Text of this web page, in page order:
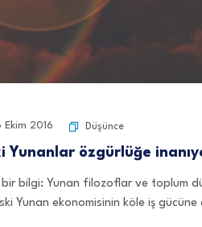
Ekim 2016 Düşünce
Yunanlar özgürlüğe
bir bilgi: Yunan filozoflar ve toplum
Yunan ekonomisinin köle iş gücüne